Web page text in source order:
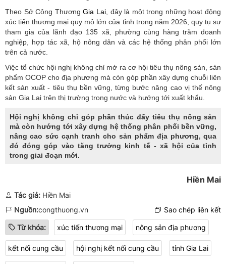
Theo Sở Công ThươngGia Lai, đây là một trong những hoạt động
xúc tiến thương mại quy mô lớn của tỉnh trong năm 2026, quy tụ sự
tham gia của lãnh đạo 135 xã, phường cùng hàng trăm doanh
nghiệp, hợp tác xã, hộ nông dân và các hệ thống phân phối lớn
trên cả nước.
Việc tổ chức hội nghị không chỉ mở ra cơ hội tiêu thụ nông sản, sản
phẩm OCOP cho địa phương mà còn góp phần xây dựng chuỗi liên
kết sản xuất - tiêu thụ bền vững, từng bước nâng cao vị thế nông
sản Gia Lai trên thị trường trong nước và hướng tới xuất khẩu.
Hội nghị không chỉ góp phần thúc đẩy tiêu thụ nông sản
mà còn hướng tới xây dựng hệ thống phân phối bền vững,
nâng cao sức cạnh tranh cho sản phẩm địa phương, qua
đó đóng góp vào tăng trưởng kinh tế - xã hội của tỉnh
trong giai đoạn mới.
Hiền Mai
Tác giả: Hiền Mai
Nguồn:congthuong.vn Sao chép liên kết
Từ khóa: xúc tiến thương mại nông sản địa phương
kết nối cung cầu hội nghị kết nối cung cầu tỉnh Gia Lai